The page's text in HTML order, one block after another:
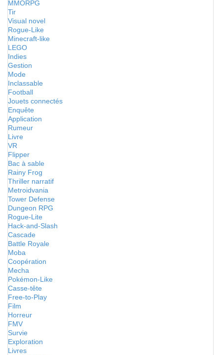
MMORPG
Tir
Visual novel
Rogue-Like
Minecraft-like
LEGO
Indies
Gestion
Mode
Inclassable
Football
Jouets connectés
Enquête
Application
Rumeur
Livre
VR
Flipper
Bac à sable
Rainy Frog
Thriller narratif
Metroidvania
Tower Defense
Dungeon RPG
Rogue-Lite
Hack-and-Slash
Cascade
Battle Royale
Moba
Coopération
Mecha
Pokémon-Like
Casse-tête
Free-to-Play
Film
Horreur
FMV
Survie
Exploration
Livres